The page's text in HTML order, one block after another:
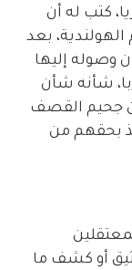
كتب له أن
بعد
وصوله إليها
شأنه شأن
جحيم القصف
بحقهم من
أو كشف ما